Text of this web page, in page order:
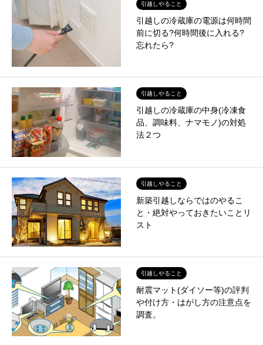
引越しやること
引越しの冷蔵庫の電源は何時間
前に切る?何時間後に入れる?
忘れたら?
引越しやること
引越しの冷蔵庫の中身(冷凍食
品、調味料、ナマモノ)の対処
法２つ
引越しやること
新築引越しならではのやるこ
と・絶対やっておきたいことリ
スト
引越しやること
耐震マット(ダイソー等)の評判
や付け方・はがし方の注意点を
調査。